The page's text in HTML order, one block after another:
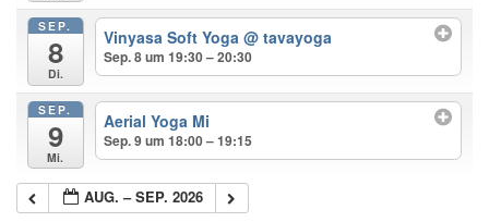
SEP.
8
Di.
Vinyasa Soft Yoga@ tavayoga
Sep. 8 um 19:30 – 20:30
SEP.
9
Mi.
Aerial Yoga Mi
Sep. 9 um 18:00 – 19:15
AUG. – SEP. 2026